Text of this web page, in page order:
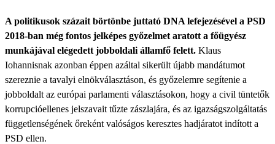
A politikusok százait börtönbe juttató DNA lefejezésével a PSD
2018-ban még fontos jelképes győzelmet aratott a főügyész
munkájával elégedett jobboldali államfő felett. Klaus
Iohannisnak azonban éppen azáltal sikerült újabb mandátumot
szereznie a tavalyi elnökválasztáson, és győzelemre segítenie a
jobboldalt az európai parlamenti választásokon, hogy a civil tüntetők
korrupcióellenes jelszavait tűzte zászlajára, és az igazságszolgáltatás
függetlenségének őreként valóságos keresztes hadjáratot indított a
PSD ellen.